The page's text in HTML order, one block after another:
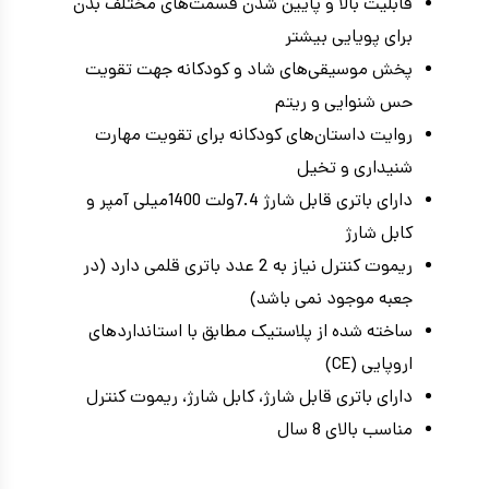
قابلیت بالا و پایین شدن قسمت‌های مختلف بدن
برای پویایی بیشتر
پخش موسیقی‌های شاد و کودکانه جهت تقویت
حس شنوایی و ریتم
روایت داستان‌های کودکانه برای تقویت مهارت
شنیداری و تخیل
دارای باتری قابل شارژ 7.4ولت 1400میلی آمپر و
کابل شارژ
ریموت کنترل نیاز به 2 عدد باتری قلمی دارد (در
جعبه موجود نمی باشد)
ساخته شده از پلاستیک مطابق با استانداردهای
اروپایی (CE)
دارای باتری قابل شارژ، کابل شارژ، ریموت کنترل
مناسب بالای 8 سال